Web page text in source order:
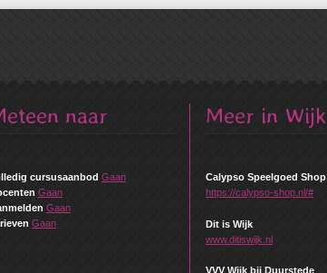
naar
cursusaanbod Gaan
Gaan
Gaan
Gaan
Meer in Wijk
Calypso Speelgoed Shop
https://calypso-shop.nl/#
Dit is Wijk
www.ditiswijk.nl
VVV Wijk bij Duurstede